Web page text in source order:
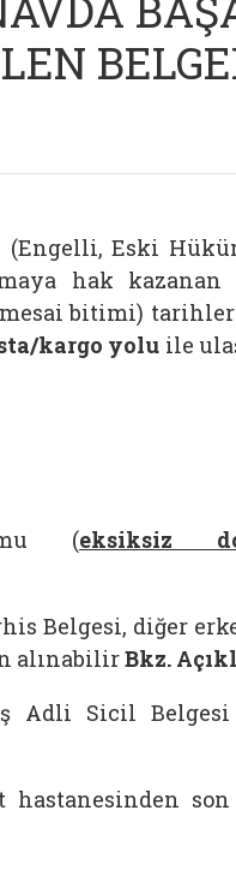
Eski
hak kazanan
bitimi)
kargo yolu ile
(eksiksiz
Belgesi, diğer
alınabilirBkz.
Adli Sicil Belgesi
hastanesinden